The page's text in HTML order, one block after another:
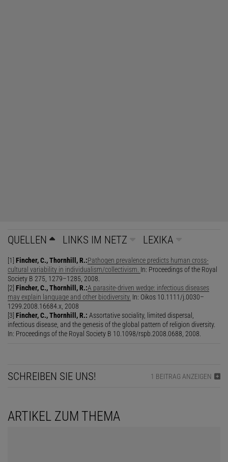
QUELLEN LINKS IM NETZ LEXIKA
[1] Fincher, C., Thornhill, R.:Pathogen prevalence predicts human cross-
cultural variability in individualism/collectivism. In: Proceedings of the Royal
Society B 275, 1279–1285, 2008.
[2] Fincher, C., Thornhill, R.:A parasite-driven wedge: infectious diseases
may explain language and other biodiversity. In: Oikos 10.1111/j.0030–
1299.2008.16684.x, 2008
[3] Fincher, C., Thornhill, R.: Assortative sociality, limited dispersal,
infectious disease, and the genesis of the global pattern of religion diversity.
In: Proceedings of the Royal Society B 10.1098/rspb.2008.0688, 2008.
SCHREIBEN SIE UNS! 1 BEITRAG ANZEIGEN
ARTIKEL ZUM THEMA